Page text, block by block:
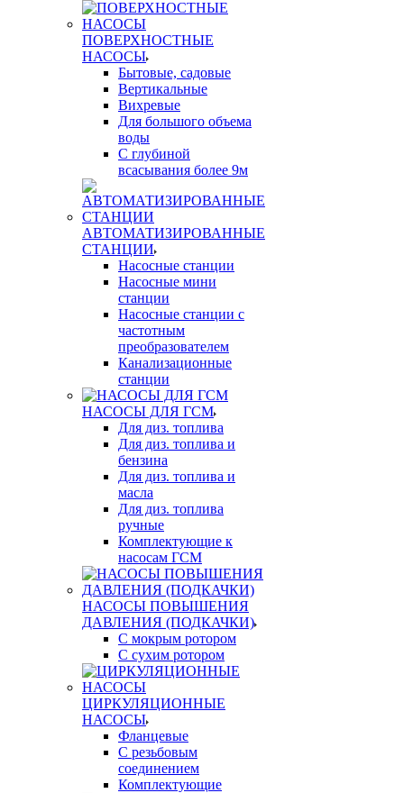
ПОВЕРХНОСТНЫЕ
НАСОСЫ
Бытовые, садовые
Вертикальные
Вихревые
Для большого объема
воды
С глубиной
всасывания более 9м
АВТОМАТИЗИРОВАННЫЕ
СТАНЦИИ
Насосные станции
Насосные мини
станции
Насосные станции с
частотным
преобразователем
Канализационные
станции
НАСОСЫ ДЛЯ ГСМ
Для диз. топлива
Для диз. топлива и
бензина
Для диз. топлива и
масла
Для диз. топлива
ручные
Комплектующие к
насосам ГСМ
НАСОСЫ ПОВЫШЕНИЯ
ДАВЛЕНИЯ (ПОДКАЧКИ)
С мокрым ротором
С сухим ротором
ЦИРКУЛЯЦИОННЫЕ
НАСОСЫ
Фланцевые
С резьбовым
соединением
Комплектующие